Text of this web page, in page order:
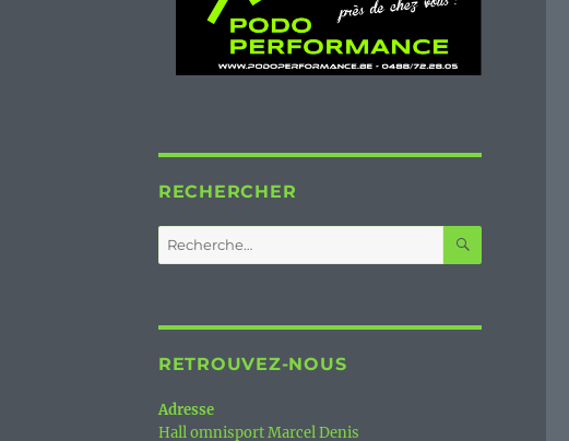
RECHERCHER
Recherche
pour :
RETROUVEZ-NOUS
Adresse
Hall omnisport Marcel Denis